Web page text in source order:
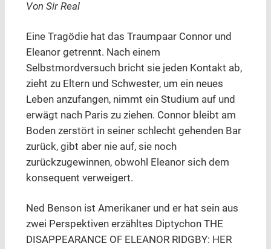
Von Sir Real
Eine Tragödie hat das Traumpaar Connor und
Eleanor getrennt. Nach einem
Selbstmordversuch bricht sie jeden Kontakt ab,
zieht zu Eltern und Schwester, um ein neues
Leben anzufangen, nimmt ein Studium auf und
erwägt nach Paris zu ziehen. Connor bleibt am
Boden zerstört in seiner schlecht gehenden Bar
zurück, gibt aber nie auf, sie noch
zurückzugewinnen, obwohl Eleanor sich dem
konsequent verweigert.
Ned Benson ist Amerikaner und er hat sein aus
zwei Perspektiven erzähltes Diptychon THE
DISAPPEARANCE OF ELEANOR RIDGBY: HER